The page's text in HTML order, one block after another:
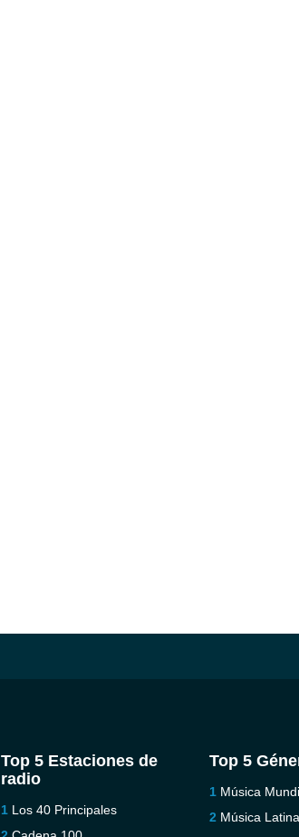
Top 5 Estaciones de
radio
Los 40 Principales
Top 5
Música
Música